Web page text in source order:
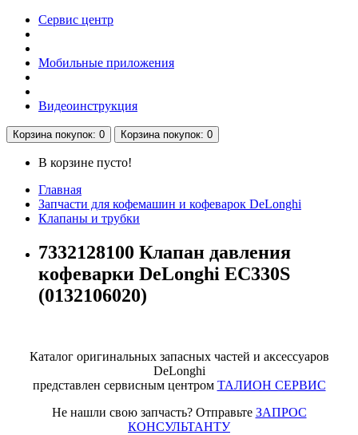
Сервис центр
Мобильные приложения
Видеоинструкция
Корзинапокупок: 0 Корзинапокупок: 0
В корзине пусто!
Главная
Запчасти для кофемашин и кофеварок DeLonghi
Клапаны и трубки
7332128100 Клапан давления
кофеварки DeLonghi EC330S
(0132106020)
Каталог оригинальных запасных частей и аксессуаров
DeLonghi
представлен сервисным центром ТАЛИОН СЕРВИС
Не нашли свою запчасть? Отправьте ЗАПРОС
КОНСУЛЬТАНТУ